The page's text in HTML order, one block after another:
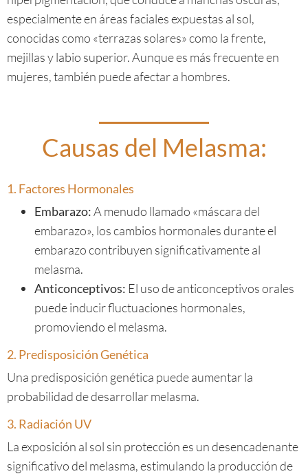
especialmente en áreas faciales expuestas al sol,
conocidas como «terrazas solares» como la frente,
mejillas y labio superior. Aunque es más frecuente en
mujeres, también puede afectar a hombres.
Causas del Melasma:
1. Factores Hormonales
Embarazo:A menudo llamado «máscara del
embarazo», los cambios hormonales durante el
embarazo contribuyen significativamente al
melasma.
Anticonceptivos: El uso de anticonceptivos orales
puede inducir fluctuaciones hormonales,
promoviendo el melasma.
2. Predisposición Genética
Una predisposición genética puede aumentar la
probabilidad de desarrollar melasma.
3. Radiación UV
La exposición al sol sin protección es un desencadenante
significativo del melasma, estimulando la producción de